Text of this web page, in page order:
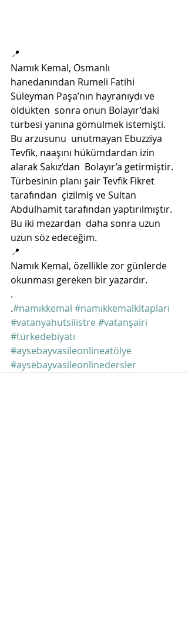
📍
Namık Kemal, Osmanlı
hanedanından Rumeli Fatihi
Süleyman Paşa’nın hayranıydı ve
öldükten  sonra onun Bolayır’daki
türbesi yanına gömülmek istemişti.
Bu arzusunu  unutmayan Ebuzziya
Tevfik, naaşını hükümdardan izin
alarak Sakız’dan  Bolayır’a getirmiştir.
Türbesinin planı şair Tevfik Fikret
tarafından  çizilmiş ve Sultan
Abdülhamit tarafından yaptırılmıştır.
Bu iki mezardan  daha sonra uzun
uzun söz edeceğim.
📍
Namık Kemal, özellikle zor günlerde
okunması gereken bir yazardır.
.
.#namıkkemal #namıkkemalkitapları
#vatanyahutsilistre #vatanşairi
#türkedebiyatı
#aysebayvasileonlineatölye
#aysebayvasileonlinedersler